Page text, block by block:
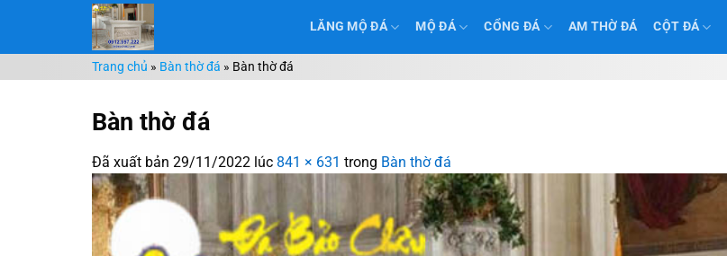
nội
dung
LĂNG MỘ ĐÁ MỘ ĐÁ CỔNG ĐÁ AM THỜ ĐÁ CỘT ĐÁ
Trang chủ » Bàn thờ đá » Bàn thờ đá
Bàn thờ đá
Đã xuất bản 29/11/2022 lúc 841 × 631 trong Bàn thờ đá